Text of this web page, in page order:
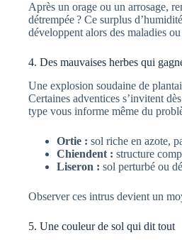
Après un orage ou un arrosage,
détrempée ? Ce surplus
développent alors des maladies
4. Des mauvaises herbes qui
Une explosion soudaine de
Certaines adventices s’invitent
type vous informe même du
Ortie : sol riche en azote,
Chiendent : structure
Liseron : sol perturbé ou
Observer ces intrus devient un
5. Une couleur de sol qui dit tout